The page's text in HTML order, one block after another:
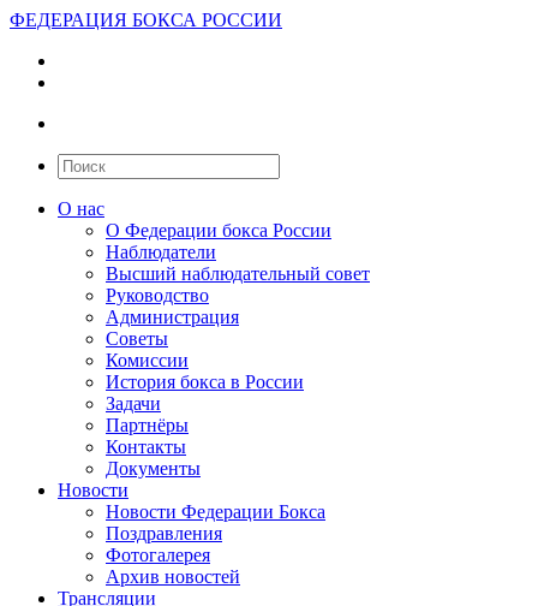
ФЕДЕРАЦИЯ БОКСА РОССИИ
О нас
О Федерации бокса России
Наблюдатели
Высший наблюдательный совет
Руководство
Администрация
Советы
Комиссии
История бокса в России
Задачи
Партнёры
Контакты
Документы
Новости
Новости Федерации Бокса
Поздравления
Фотогалерея
Архив новостей
Трансляции